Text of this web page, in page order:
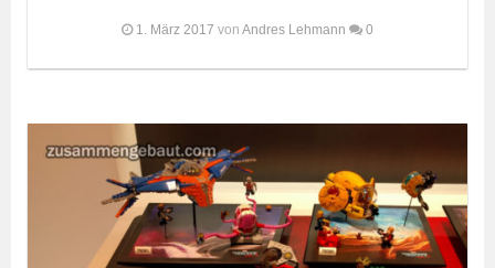
1. März 2017 von Andres Lehmann 0